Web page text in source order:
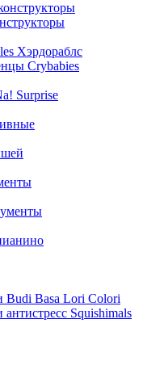
Хэрдораблс
Crybabies
Surprise
Basa Lori Colori
Squishimals